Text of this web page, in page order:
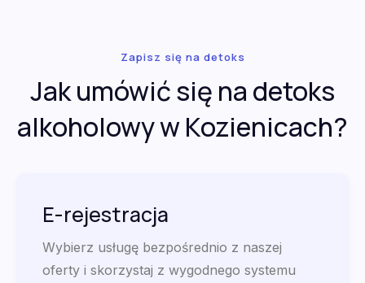
Zapisz się na detoks
Jak umówić się na detoks
alkoholowy w Kozienicach?
E-rejestracja
Wybierz usługę bezpośrednio z naszej
oferty i skorzystaj z wygodnego systemu